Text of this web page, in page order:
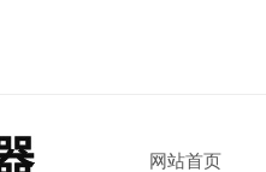
网站首页